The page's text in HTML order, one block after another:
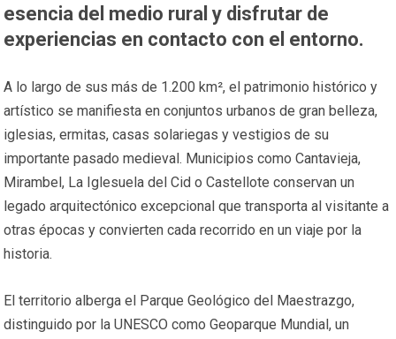
esencia del medio rural y disfrutar de
experiencias en contacto con el entorno.
A lo largo de sus más de 1.200 km², el patrimonio histórico y
artístico se manifiesta en conjuntos urbanos de gran belleza,
iglesias, ermitas, casas solariegas y vestigios de su
importante pasado medieval. Municipios como Cantavieja,
Mirambel, La Iglesuela del Cid o Castellote conservan un
legado arquitectónico excepcional que transporta al visitante a
otras épocas y convierten cada recorrido en un viaje por la
historia.
El territorio alberga el Parque Geológico del Maestrazgo,
distinguido por la UNESCO como Geoparque Mundial, un